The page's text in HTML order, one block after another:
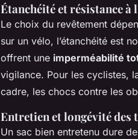
Étanchéité et résistance à
Le choix du revêtement
sur un vélo, l’étanchéité est
offrent une imperméabilité
vigilance. Pour les cyclistes,
cadre, les chocs contre les
Entretien et longévité des
Un sac bien entretenu dure